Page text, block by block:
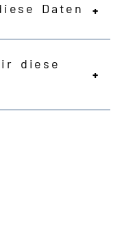
Daten
diese